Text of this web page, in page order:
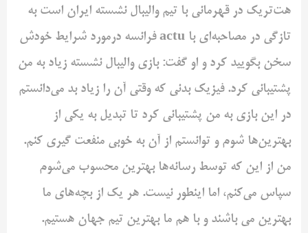
هت‌تریک در قهرمانی با تیم والیبال نشسته ایران است به
تازگی در مصاحبه‌ای با actu فرانسه درمورد شرایط خودش
سخن بگویید کرد و او گفت: بازی والیبال نشسته زیاد به من
پشتیبانی کرد. فیزیک بدنی که وقتی آن را زیاد بد می‌دانستم
در این بازی به من پشتیبانی کرد تا تبدیل به یکی از
بهترین‌ها شوم و توانستم از آن به خوبی منفعت گیری کنم.
من از این که توسط رسانه‌ها بهترین محسوب می‌شوم
سپاس می‌کنم، اما اینطور نیست. هر یک از بچه‌های ما
بهترین می باشند و با هم ما بهترین تیم جهان هستیم.